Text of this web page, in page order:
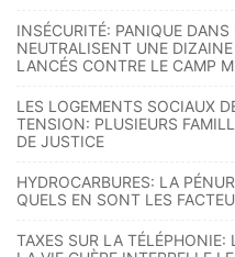
INSÉCURITÉ: PANIQUE
NEUTRALISENT UNE
LANCÉS CONTRE LE CAMP
LES LOGEMENTS SOCIAUX
TENSION: PLUSIEURS
DE JUSTICE
HYDROCARBURES: LA
QUELS EN SONT LES
TAXES SUR LA